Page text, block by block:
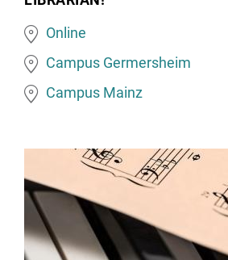
topic
Online
Campus Germersheim
Campus Mainz